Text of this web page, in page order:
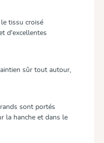
tissu croisé
d'excellentes
sûr tout autour,
sont portés
la hanche et dans le